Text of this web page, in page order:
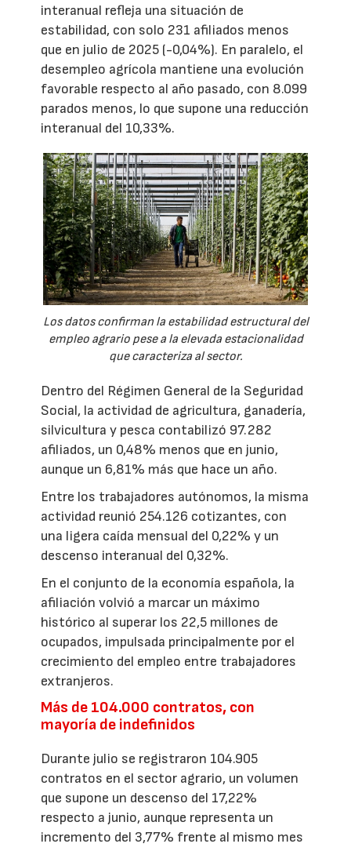
interanual refleja una situación de
estabilidad, con solo 231 afiliados menos
que en julio de 2025 (-0,04%). En paralelo, el
desempleo agrícola mantiene una evolución
favorable respecto al año pasado, con 8.099
parados menos, lo que supone una reducción
interanual del 10,33%.
Los datos confirman la estabilidad estructural del
empleo agrario pese a la elevada estacionalidad
que caracteriza al sector.
Dentro del Régimen General de la Seguridad
Social, la actividad de agricultura, ganadería,
silvicultura y pesca contabilizó 97.282
afiliados, un 0,48% menos que en junio,
aunque un 6,81% más que hace un año.
Entre los trabajadores autónomos, la misma
actividad reunió 254.126 cotizantes, con
una ligera caída mensual del 0,22% y un
descenso interanual del 0,32%.
En el conjunto de la economía española, la
afiliación volvió a marcar un máximo
histórico al superar los 22,5 millones de
ocupados, impulsada principalmente por el
crecimiento del empleo entre trabajadores
extranjeros.
Más de 104.000 contratos, con
mayoría de indefinidos
Durante julio se registraron 104.905
contratos en el sector agrario, un volumen
que supone un descenso del 17,22%
respecto a junio, aunque representa un
incremento del 3,77% frente al mismo mes